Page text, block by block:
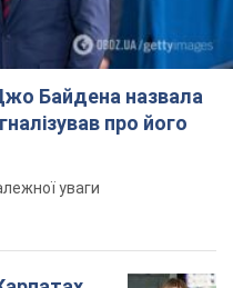
Байдена назвала
про його
уваги